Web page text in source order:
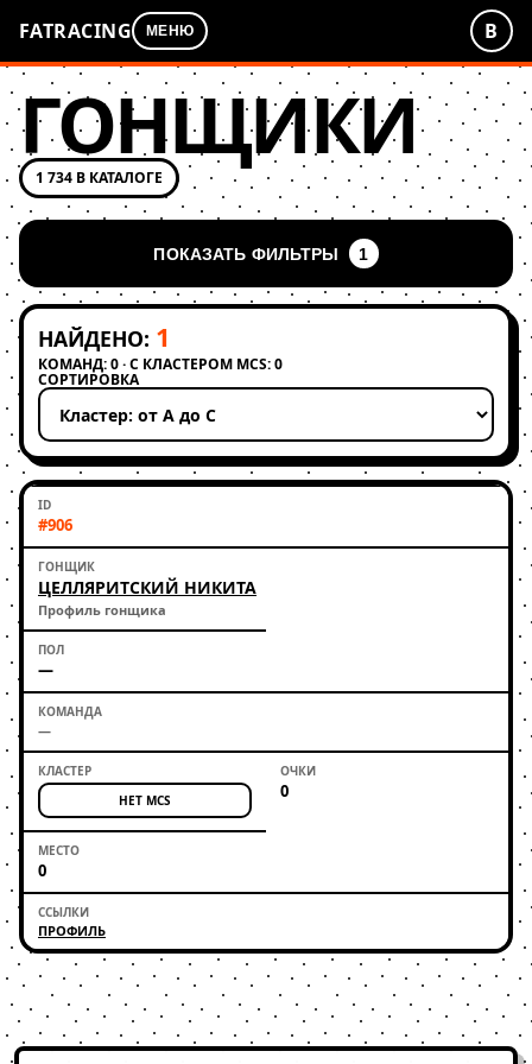
FATRACING МЕНЮ В
ГОНЩИКИ
1 734 В КАТАЛОГЕ
ПОКАЗАТЬ ФИЛЬТРЫ 1
НАЙДЕНО: 1
КОМАНД: 0 · С КЛАСТЕРОМ MCS: 0
СОРТИРОВКА
Применить сортировку
#906
ЦЕЛЛЯРИТСКИЙ НИКИТА
Профиль гонщика
—
—
НЕТ MCS 0
0
ПРОФИЛЬ